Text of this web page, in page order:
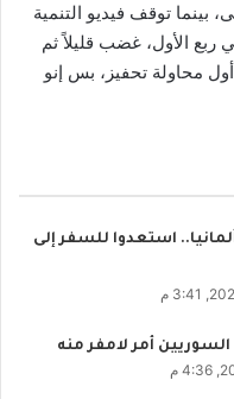
بينما توقف فيديو التنمية
ربع الأول، غضب قليلاً ثم
محاولة تحفيز، بس إنو
استعدوا للسفر إلى
السوريين أمر لامفر منه